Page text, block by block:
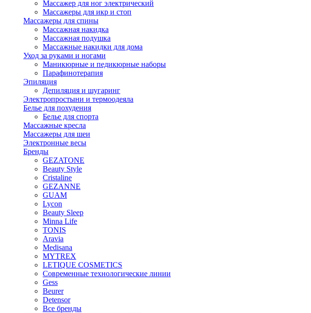
Массажер для ног электрический
Массажеры для икр и стоп
Массажеры для спины
Массажная накидка
Массажная подушка
Массажные накидки для дома
Уход за руками и ногами
Маникюрные и педикюрные наборы
Парафинотерапия
Эпиляция
Депиляция и шугаринг
Электропростыни и термоодеяла
Белье для похудения
Белье для спорта
Массажные кресла
Массажеры для шеи
Электронные весы
Бренды
GEZATONE
Beauty Style
Cristaline
GEZANNE
GUAM
Lycon
Beauty Sleep
Minna Life
TONIS
Aravia
Medisana
MYTREX
LETIQUE COSMETICS
Современные технологические линии
Gess
Beurer
Detensor
Все бренды